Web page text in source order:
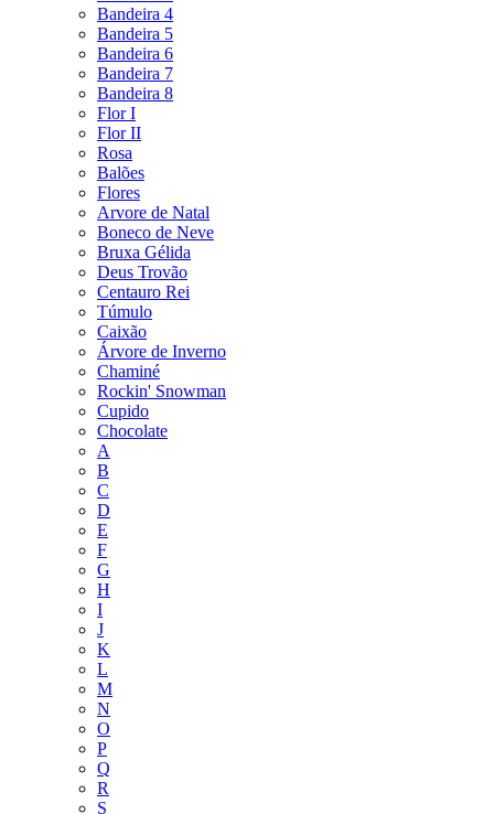
Bandeira 4
Bandeira 5
Bandeira 6
Bandeira 7
Bandeira 8
Flor I
Flor II
Rosa
Balões
Flores
Arvore de Natal
Boneco de Neve
Bruxa Gélida
Deus Trovão
Centauro Rei
Túmulo
Caixão
Árvore de Inverno
Chaminé
Rockin' Snowman
Cupido
Chocolate
A
B
C
D
E
F
G
H
I
J
K
L
M
N
O
P
Q
R
S